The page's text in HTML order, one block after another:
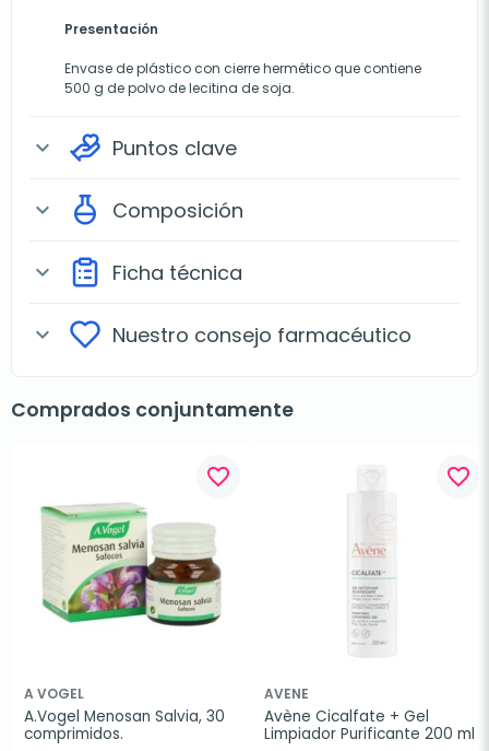
Presentación
Envase de plástico con cierre hermético que contiene
500 g de polvo de lecitina de soja.
expand_more Puntos clave
expand_more Composición
expand_more Ficha técnica
expand_more Nuestro consejo farmacéutico
Comprados conjuntamente
favorite_border
A VOGEL
A.Vogel Menosan Salvia, 30
comprimidos.
favorite_border
AVENE
Avène Cicalfate + Gel
Limpiador Purificante 200 ml